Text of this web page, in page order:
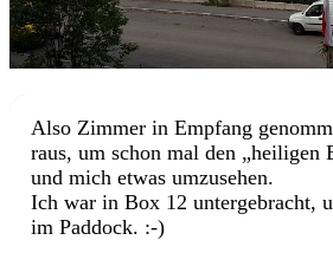
Also Zimmer in Empfang
raus, um schon mal den „heiligen
und mich etwas umzusehen.
Ich war in Box 12 untergebracht,
im Paddock. :-)